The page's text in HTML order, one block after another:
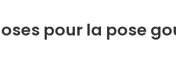
pour la pose